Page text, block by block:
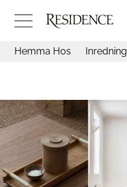
Design
Trädgård
Video
Inredning
Livsstil
Resor
Hemma Hos Inredning